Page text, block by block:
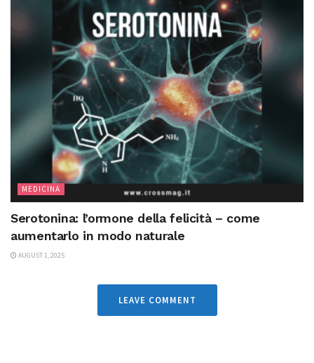
MEDICINA
Serotonina: l’ormone della felicità – come
aumentarlo in modo naturale
AUGUST 1, 2025
LEAVE COMMENT